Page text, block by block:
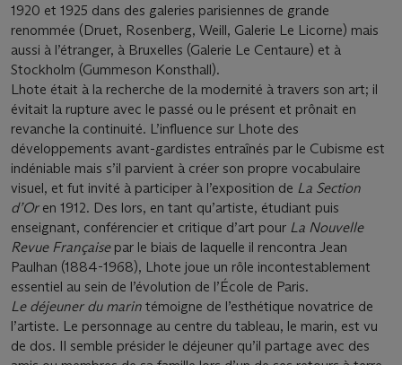
1920 et 1925 dans des galeries parisiennes de grande
renommée (Druet, Rosenberg, Weill, Galerie Le Licorne) mais
aussi à l’étranger, à Bruxelles (Galerie Le Centaure) et à
Stockholm (Gummeson Konsthall).
Lhote était à la recherche de la modernité à travers son art; il
évitait la rupture avec le passé ou le présent et prônait en
revanche la continuité. L’influence sur Lhote des
développements avant-gardistes entraînés par le Cubisme est
indéniable mais s’il parvient à créer son propre vocabulaire
visuel, et fut invité à participer à l’exposition de La Section
d’Or en 1912. Des lors, en tant qu’artiste, étudiant puis
enseignant, conférencier et critique d’art pour La Nouvelle
Revue Française par le biais de laquelle il rencontra Jean
Paulhan (1884-1968), Lhote joue un rôle incontestablement
essentiel au sein de l’évolution de l’École de Paris.
Le déjeuner du marin témoigne de l’esthétique novatrice de
l’artiste. Le personnage au centre du tableau, le marin, est vu
de dos. Il semble présider le déjeuner qu’il partage avec des